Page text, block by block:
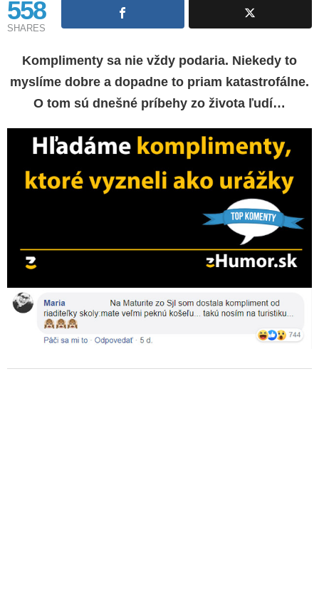
558
SHARES
Komplimenty sa nie vždy podaria. Niekedy to
myslíme dobre a dopadne to priam katastrofálne.
O tom sú dnešné príbehy zo života ľudí…